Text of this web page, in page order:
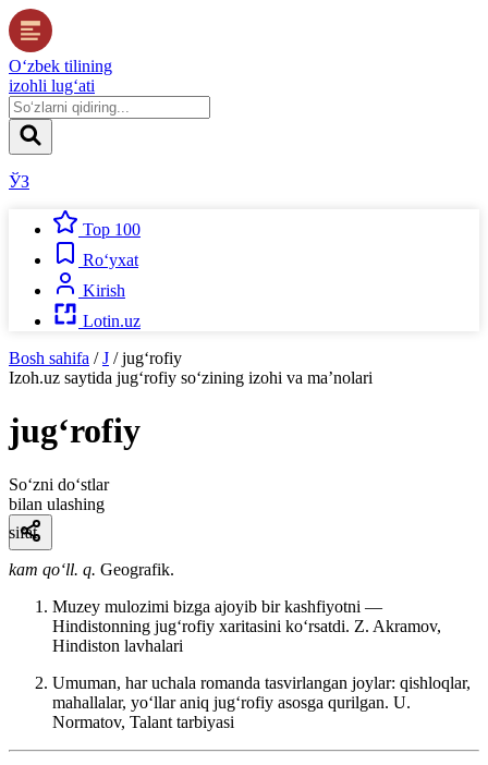
O‘zbek tilining
izohli lug‘ati
ЎЗ
Top 100
Ro‘yxat
Kirish
Lotin.uz
Bosh sahifa / J / jug‘rofiy
Izoh.uz saytida jug‘rofiy so‘zining izohi va ma’nolari
jug‘rofiy
So‘zni do‘stlar
bilan ulashing
sifat
kam qoʻll. q. Geografik.
Muzey mulozimi bizga ajoyib bir kashfiyotni —
Hindistonning jugʻrofiy xaritasini koʻrsatdi. Z. Akramov,
Hindiston lavhalari
Umuman, har uchala romanda tasvirlangan joylar: qishloqlar,
mahallalar, yoʻllar aniq jugʻrofiy asosga qurilgan. U.
Normatov, Talant tarbiyasi